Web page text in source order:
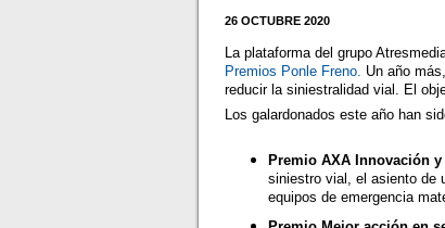
26 OCTUBRE 2020
La plataforma del grupo
Premios Ponle Freno. Un año
reducir la siniestralidad vial. El
Los galardonados este año han
Premio AXA Innovación
siniestro vial, el asiento de
equipos de emergencia